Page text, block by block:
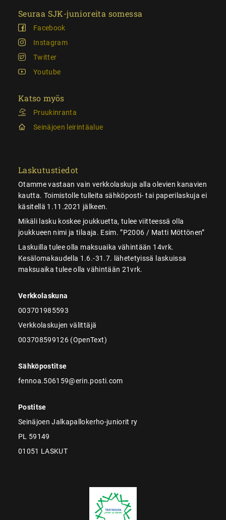
Seuraa SJK-junioreita somessa
Facebook
Instagram
Twitter
Youtube
Katso myös
Pruukinranta
Seinäjoen leirintäalue
Laskutustiedot
Otamme vastaan vain verkkolaskuja alla olevien kanavien
kautta. Toimistolle tulleita sähköposti- tai paperilaskuja ei
käsitellä 1.11.2021 jälkeen.
Mikäli lasku koskee joukkuetta, tulee viitteessä olla
joukkueen nimi ja tilaaja. Esim. ”P2006 / Matti Möttönen”
Laskuilla tulee olla maksuaika vähintään 14vrk.
Kesälomakaudella 1.6.-31.7. lähetetyissä laskuissa
maksuaika tulee olla vähintään 21vrk.
Verkkolaskuna
003701985593
Verkkolaskujen välittäjä
003708599126 (OpenText)
Sähköpostitse
fennoa.506159@erin.posti.com
Postitse
Seinäjoen Jalkapallokerho-juniorit ry
PL 59149
01051 LASKUT